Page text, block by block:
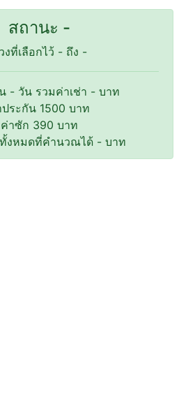
สถานะ -
งที่เลือกไว้ - ถึง -
- วัน รวมค่าเช่า - บาท
ระกัน 1500 บาท
ค่าซัก 390 บาท
งหมดที่คำนวณได้ -บาท